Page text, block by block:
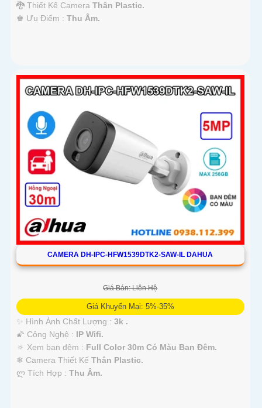
🐉️ Thiết Kế Camera Thân Plastic.
️♚ Ưu Điểm : Thu Âm.
CAMERA DH-IPC-HFW1539DTK2-SAW-IL DAHUA
Giá Bán: Liên Hệ
Giá Khuyến Mại: 5%-35%
✨ Hình Ành Chất Lượng : 3k .
🌠 Công Nghệ : IP Wifi.
🔅 Xem ban đêm : Full Color 30m Có Màu Ban Ðêm.
❄ Camera Thiết Kế Thân Plastic.
️ლ Tích Hợp : Thu Âm.